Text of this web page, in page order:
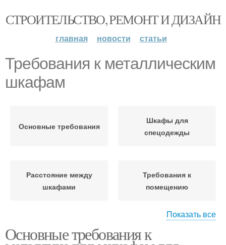
СТРОИТЕЛЬСТВО, РЕМОНТ И ДИЗАЙН
главная новости статьи
Требования к металлическим
шкафам
Основные требования
Шкафы для
спецодежды
Расстояние между
шкафами
Требования к
помещению
Металлические шкафы Шкафы для раздевалок
Показать все
Основные требования к